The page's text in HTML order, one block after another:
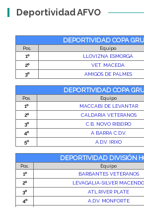
Deportividad AFVO